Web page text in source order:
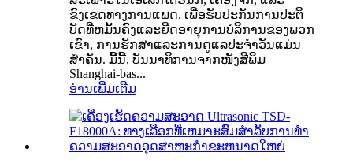
ຂົງເຂດທາງການແພດ. ເພື່ອຮັບປະກັນການປະຕິ
ບັດທີ່ຫມັ້ນຄົງແລະຍືດອາຍຸການບໍລິການຂອງພວກ
ເຂົາ, ການຮັກສາແລະການດູແລປະຈໍາວັນແມ່ນ
ສໍາຄັນ. ມື້ນີ້, ບັນນາທິການຈາກໜັງສືພິມ
Shanghai-bas...
ອ່ານເພີ່ມເຕີມ